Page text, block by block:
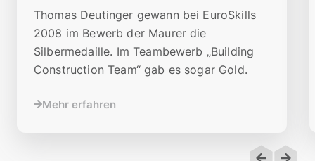
Thomas Deutinger gewann bei EuroSkills
2008 im Bewerb der Maurer die
Silbermedaille. Im Teambewerb „Building
Construction Team“ gab es sogar Gold.
Mehr erfahren